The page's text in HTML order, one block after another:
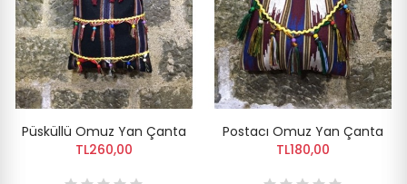
Püsküllü Omuz Yan Çanta
TL260,00
Postacı Omuz Yan Çanta
TL180,00